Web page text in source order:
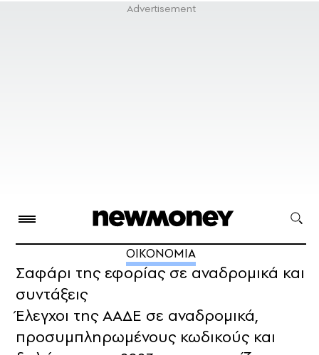
ΟΙΚΟΝΟΜΙΑ
Σαφάρι της εφορίας σε αναδρομικά και
συντάξεις
Έλεγχοι της ΑΑΔΕ σε αναδρομικά,
προσυμπληρωμένους κωδικούς και